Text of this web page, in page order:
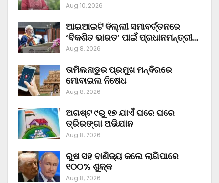
Aug 10, 2026
ଆଇଆଇଟି ଦିଲ୍ଲୀ ସମାବର୍ତ୍ତନରେ
‘ବିକଶିତ ଭାରତ’ ପାଇଁ ପ୍ରଧାନମନ୍ତ୍ରୀ…
Aug 8, 2026
ତାମିଲନାଡୁର ପ୍ରମୁଖ ମନ୍ଦିରରେ
ମୋବାଇଲ ନିଷେଧ
Aug 8, 2026
ଅଗଷ୍ଟ ୯ରୁ ୧୭ ଯାଏଁ ଘରେ ଘରେ
ତ୍ରିରଙ୍ଗା ଅଭିଯାନ
Aug 8, 2026
ରୁଷ ସହ ବାଣିଜ୍ୟ କଲେ ଲାଗିପାରେ
୧୦୦% ଶୁଳ୍କ
Aug 8, 2026